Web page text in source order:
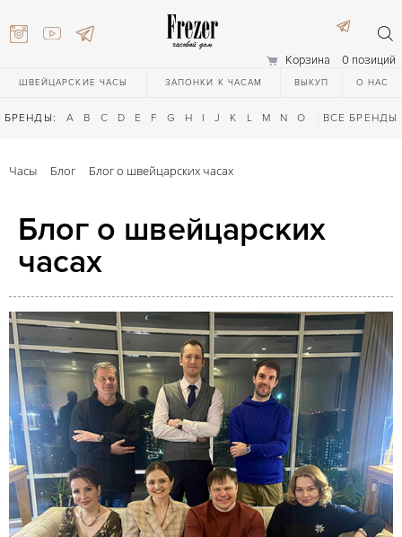
Корзина 0 позиций
ШВЕЙЦАРСКИЕ ЧАСЫ ЗАПОНКИ К ЧАСАМ ВЫКУП О НАС
БРЕНДЫ: A B C D E F G H I J K L M N O Q R S T
ВСЕ БРЕНДЫ
27-44
27-44
Часы Блог Блог о швейцарских часах
Блог о швейцарских
часах